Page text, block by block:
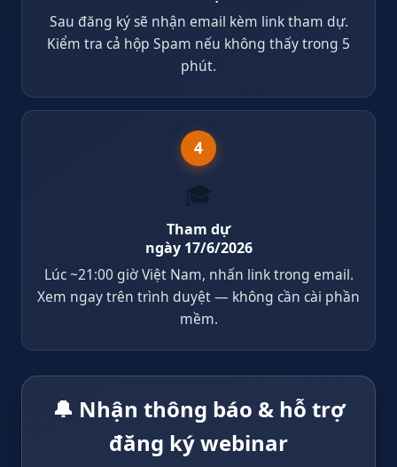
Sau đăng ký sẽ nhận email kèm link tham dự.
Kiểm tra cả hộp Spam nếu không thấy trong 5
phút.
4
🎓
Tham dự
ngày 17/6/2026
Lúc ~21:00 giờ Việt Nam, nhấn link trong email.
Xem ngay trên trình duyệt — không cần cài phần
mềm.
🔔 Nhận thông báo & hỗ trợ
đăng ký webinar